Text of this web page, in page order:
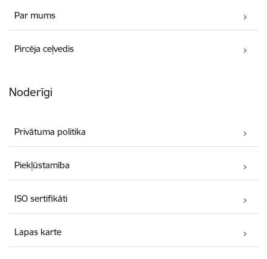
Par mums
Pircēja ceļvedis
Noderīgi
Privātuma politika
Piekļūstamība
ISO sertifikāti
Lapas karte